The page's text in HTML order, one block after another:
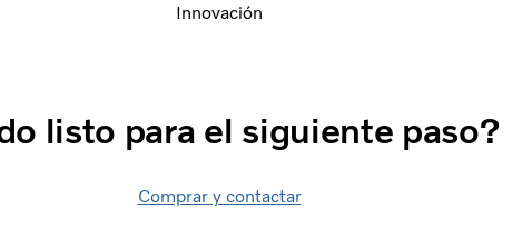
Innovación
listo para el siguiente paso?
Comprar y contactar